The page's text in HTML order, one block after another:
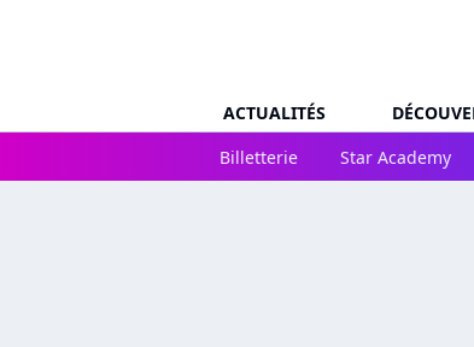
ACTUALITÉS
Billetterie
Star Academy